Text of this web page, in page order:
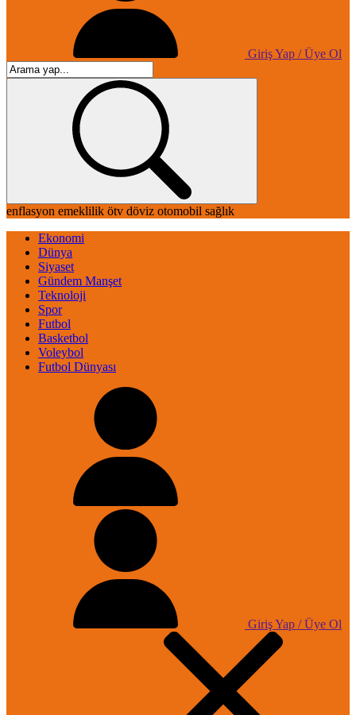
Giriş Yap / Üye Ol
enflasyon emeklilik ötv döviz otomobil sağlık
Ekonomi
Dünya
Siyaset
Gündem Manşet
Teknoloji
Spor
Futbol
Basketbol
Voleybol
Futbol Dünyası
Giriş Yap / Üye Ol